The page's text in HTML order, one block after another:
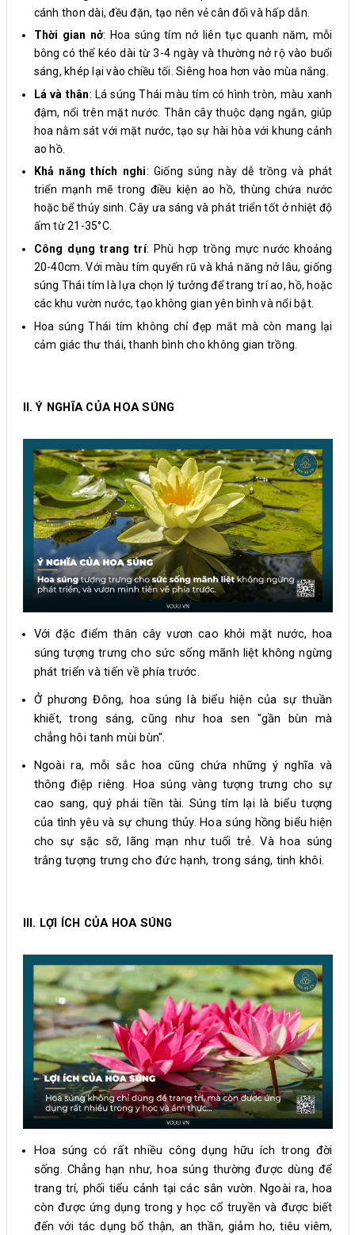
cánh thon dài, đều đặn, tạo nên vẻ cân đối và hấp dẫn.
Thời gian nở: Hoa súng tím nở liên tục quanh năm, mỗi
bông có thể kéo dài từ 3-4 ngày và thường nở rộ vào buổi
sáng, khép lại vào chiều tối. Siêng hoa hơn vào mùa nắng.
Lá và thân: Lá súng Thái màu tím có hình tròn, màu xanh
đậm, nổi trên mặt nước. Thân cây thuộc dạng ngắn, giúp
hoa nằm sát với mặt nước, tạo sự hài hòa với khung cảnh
ao hồ.
Khả năng thích nghi: Giống súng này dễ trồng và phát
triển mạnh mẽ trong điều kiện ao hồ, thùng chứa nước
hoặc bể thủy sinh. Cây ưa sáng và phát triển tốt ở nhiệt độ
ấm từ 21-35°C.
Công dụng trang trí: Phù hợp trồng mực nước khoảng
20-40cm. Với màu tím quyến rũ và khả năng nở lâu, giống
súng Thái tím là lựa chọn lý tưởng để trang trí ao, hồ, hoặc
các khu vườn nước, tạo không gian yên bình và nổi bật.
Hoa súng Thái tím không chỉ đẹp mắt mà còn mang lại
cảm giác thư thái, thanh bình cho không gian trồng.
II. Ý NGHĨA CỦA HOA SÚNG
Với đặc điểm thân cây vươn cao khỏi mặt nước, hoa
súng tượng trưng cho sức sống mãnh liệt không ngừng
phát triển và tiến về phía trước.
Ở phương Đông, hoa súng là biểu hiện của sự thuần
khiết, trong sáng, cũng như hoa sen "gần bùn mà
chẳng hôi tanh mùi bùn".
Ngoài ra, mỗi sắc hoa cũng chứa những ý nghĩa và
thông điệp riêng. Hoa súng vàng tượng trưng cho sự
cao sang, quý phái tiền tài. Súng tím lại là biểu tượng
của tình yêu và sự chung thủy. Hoa súng hồng biểu hiện
cho sự sặc sỡ, lãng mạn như tuổi trẻ. Và hoa súng
trắng tượng trưng cho đức hạnh, trong sáng, tinh khôi.
III. LỢI ÍCH CỦA HOA SÚNG
Hoa súng có rất nhiều công dụng hữu ích trong đời
sống. Chẳng hạn như, hoa súng thường được dùng để
trang trí, phối tiểu cảnh tại các sân vườn. Ngoài ra, hoa
còn được ứng dụng trong y học cổ truyền và được biết
đến với tác dụng bổ thận, an thần, giảm ho, tiêu viêm,